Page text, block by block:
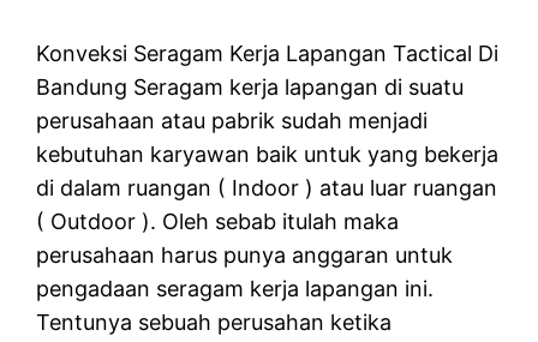
Konveksi Seragam Kerja Lapangan Tactical Di
Bandung Seragam kerja lapangan di suatu
perusahaan atau pabrik sudah menjadi
kebutuhan karyawan baik untuk yang bekerja
di dalam ruangan ( Indoor ) atau luar ruangan
( Outdoor ). Oleh sebab itulah maka
perusahaan harus punya anggaran untuk
pengadaan seragam kerja lapangan ini.
Tentunya sebuah perusahan ketika